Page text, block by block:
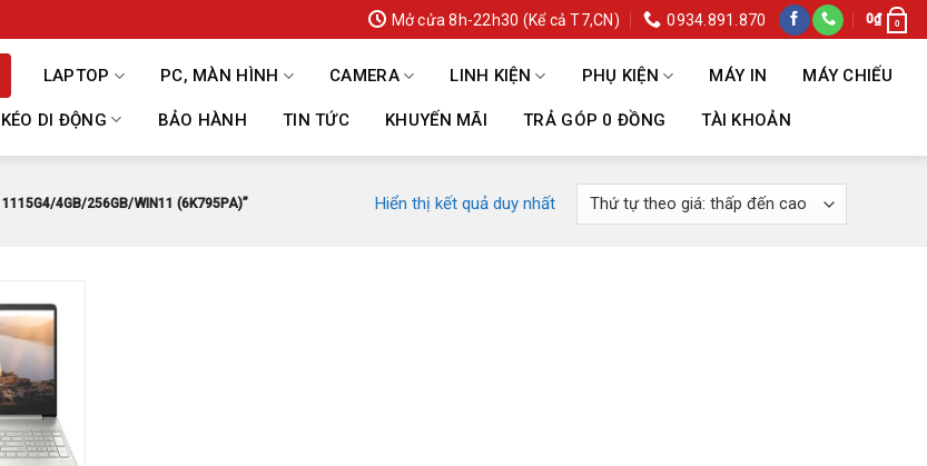
Mở cửa 8h-22h30 (Kể cả T7,CN) 0934.891.870 0₫ 0
LAPTOP PC, MÀN HÌNH CAMERA LINH KIỆN PHỤ KIỆN MÁY IN MÁY CHIẾU
DI ĐỘNG BẢO HÀNH TIN TỨC KHUYẾN MÃI TRẢ GÓP 0 ĐỒNG TÀI KHOẢN
1115G4/4GB/256GB/WIN11 (6K795PA)” Hiển thị kết quả duy nhất